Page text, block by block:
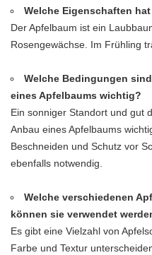
Welche Eigenschaften
Der Apfelbaum ist ein
Rosengewächse. Im Frühling
Welche Bedingungen
eines Apfelbaums wichtig?
Ein sonniger Standort und gut
Anbau eines Apfelbaums
Beschneiden und Schutz vor
ebenfalls notwendig.
Welche verschiedenen
können sie verwendet
Es gibt eine Vielzahl von
Farbe und Textur